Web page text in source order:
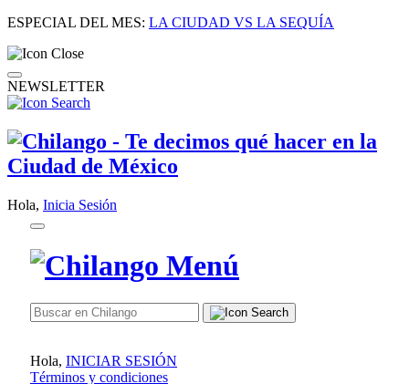
ESPECIAL DEL MES: LA CIUDAD VS LA SEQUÍA
NEWSLETTER
Hola, Inicia Sesión
Hola, INICIAR SESIÓN
Términos y condiciones